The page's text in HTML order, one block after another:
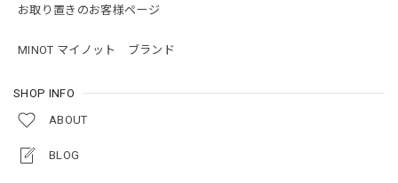
お取り置きのお客様ページ
MINOT マイノット ブランド
SHOP INFO
ABOUT
BLOG